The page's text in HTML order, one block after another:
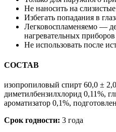
Не наносить на
Избегать попадания в
Легковоспламеняемо —
нагревательных приборов
Не использовать после
СОСТАВ
изопропиловый спирт 60,0 ±
диметилбензилхлорид 0,11%,
ароматизатор 0,1%,
Срок годности: 3 года